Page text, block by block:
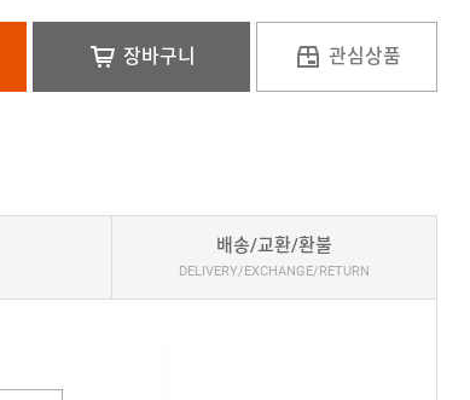
장바구니 관심상품
배송/교환/환불
DELIVERY/EXCHANGE/RETURN